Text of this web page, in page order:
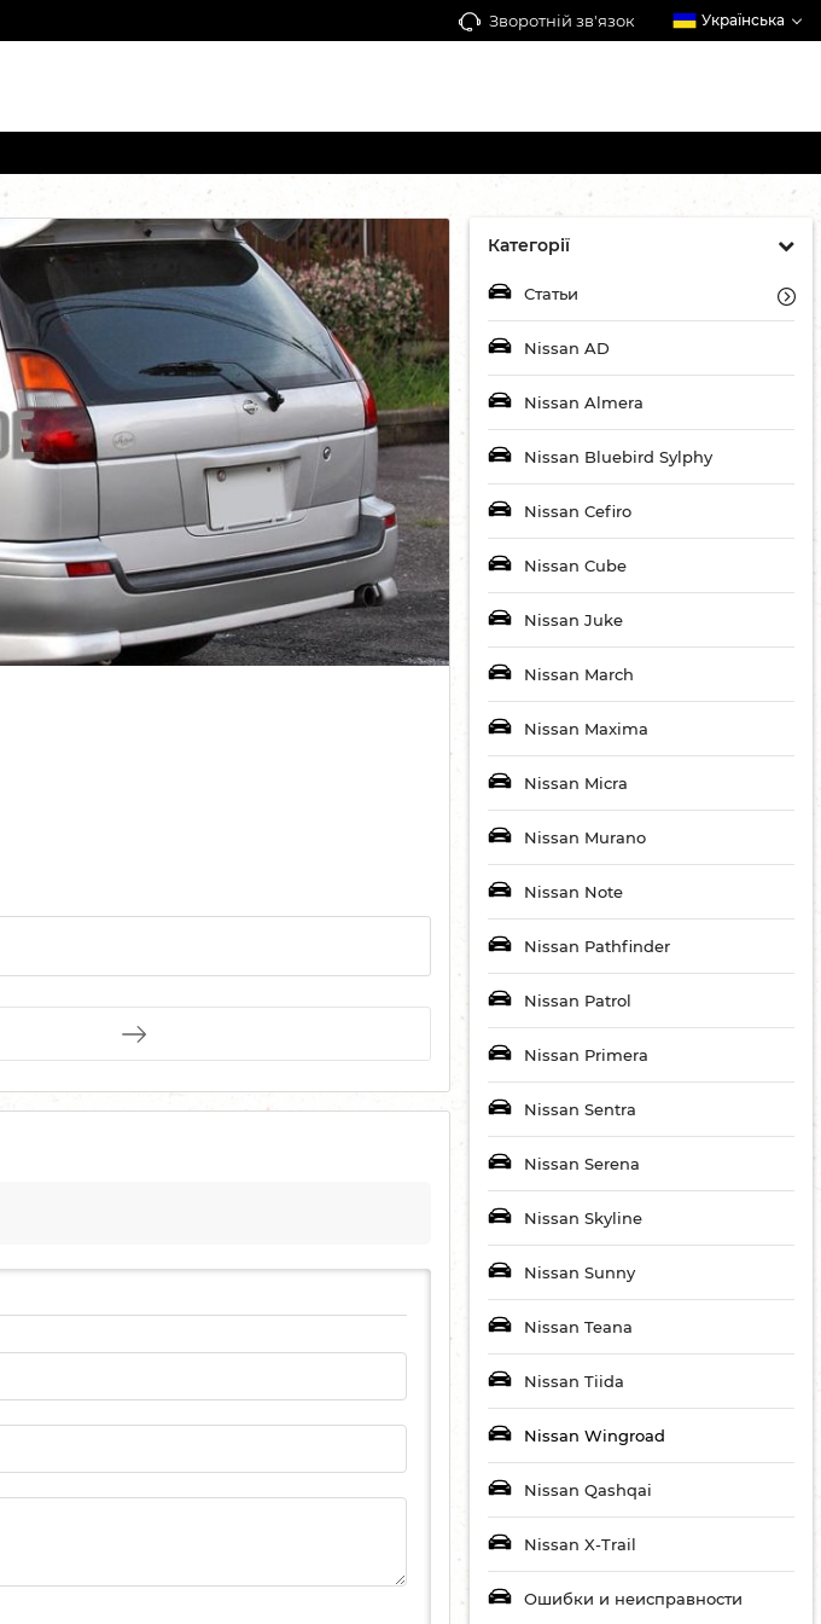
Зворотній зв'язок Українська
Категорії
Статьи
Nissan AD
Nissan Almera
Nissan Bluebird Sylphy
Nissan Cefiro
Nissan Cube
Nissan Juke
Nissan March
Nissan Maxima
Nissan Micra
Nissan Murano
Nissan Note
Nissan Pathfinder
Nissan Patrol
Nissan Primera
Nissan Sentra
Nissan Serena
Nissan Skyline
Nissan Sunny
Nissan Teana
Nissan Tiida
Nissan Wingroad
Nissan Qashqai
Nissan X-Trail
Ошибки и неисправности